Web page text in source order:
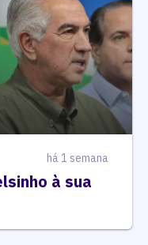
há 1 semana
à sua